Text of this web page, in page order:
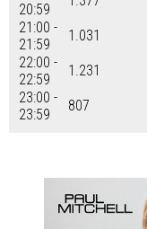
20:59
21:00 -
21:59
1.031
22:00 -
22:59
1.231
23:00 -
23:59
807